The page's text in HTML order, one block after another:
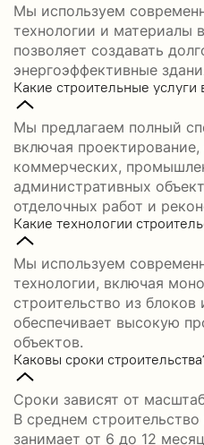
Мы используем
технологии и материалы
позволяет создавать
энергоэффективные
Какие строительные услуги
Мы предлагаем полный
включая проектирование,
коммерческих,
административных
отделочных работ и
Какие технологии
Мы используем
технологии, включая
строительство из блоков
обеспечивает высокую
объектов.
Каковы сроки
Сроки зависят от
В среднем
занимает от 6 до 12